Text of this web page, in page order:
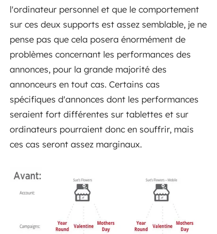
l'ordinateur personnel et que le comportement
sur ces deux supports est assez semblable, je ne
pense pas que cela posera énormément de
problèmes concernant les performances des
annonces, pour la grande majorité des
annonceurs en tout cas. Certains cas
spécifiques d'annonces dont les performances
seraient fort différentes sur tablettes et sur
ordinateurs pourraient donc en souffrir, mais
ces cas seront assez marginaux.